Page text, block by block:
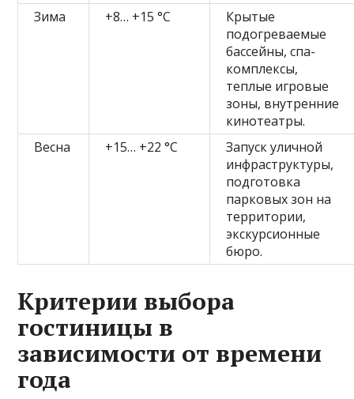
Зима
+8… +15 °C
Крытые
подогреваемые
бассейны, спа-
комплексы,
теплые игровые
зоны, внутренние
кинотеатры.
Весна
+15… +22 °C
Запуск уличной
инфраструктуры,
подготовка
парковых зон на
территории,
экскурсионные
бюро.
Критерии выбора
гостиницы в
зависимости от времени
года